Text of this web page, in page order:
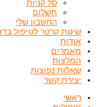
סל קניות
תשלום
החשבון שלי
שיטת קרטר לטיפול
אודות
מאמרים
המלצות
שאלות נפוצות
יצירת קשר
ראשי